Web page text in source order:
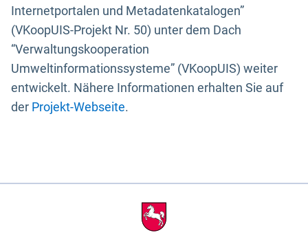
Internetportalen und Metadatenkatalogen”
(VKoopUIS-Projekt Nr. 50) unter dem Dach
“Verwaltungskooperation
Umweltinformationssysteme” (VKoopUIS) weiter
entwickelt. Nähere Informationen erhalten Sie auf
der Projekt-Webseite.